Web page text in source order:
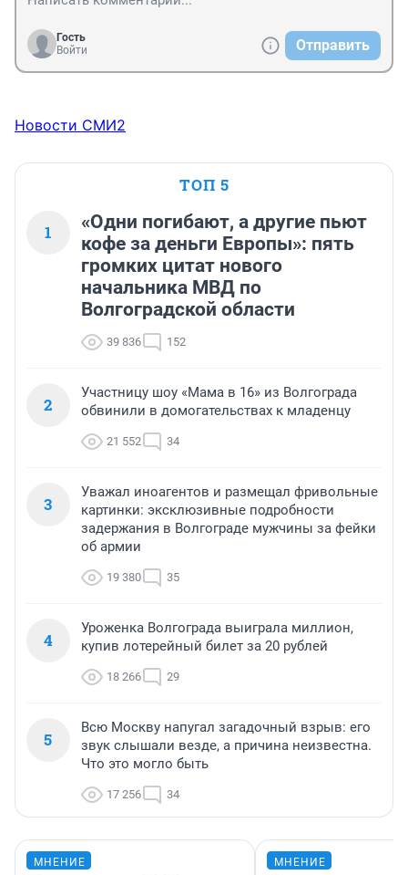
Гость
Войти
Отправить
Новости СМИ2
ТОП 5
1
«Одни погибают, а другие пьют
кофе за деньги Европы»: пять
громких цитат нового
начальника МВД по
Волгоградской области
39 836 152
2
Участницу шоу «Мама в 16» из Волгограда
обвинили в домогательствах к младенцу
21 552 34
3
Уважал иноагентов и размещал фривольные
картинки: эксклюзивные подробности
задержания в Волгограде мужчины за фейки
об армии
19 380 35
4
Уроженка Волгограда выиграла миллион,
купив лотерейный билет за 20 рублей
18 266 29
5
Всю Москву напугал загадочный взрыв: его
звук слышали везде, а причина неизвестна.
Что это могло быть
17 256 34
МНЕНИЕ МНЕНИЕ